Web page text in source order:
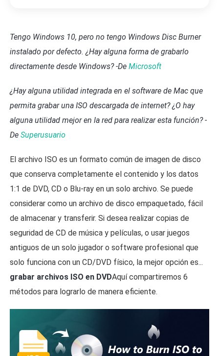
Tengo Windows 10, pero no tengo Windows Disc Burner
instalado por defecto. ¿Hay alguna forma de grabarlo
directamente desde Windows? -De Microsoft
¿Hay alguna utilidad integrada en el software de Mac que
permita grabar una ISO descargada de internet? ¿O hay
alguna utilidad mejor en la red para realizar esta función? -
De Superusuario
El archivo ISO es un formato común de imagen de disco
que conserva completamente el contenido y los datos
1:1 de DVD, CD o Blu-ray en un solo archivo. Se puede
considerar como un archivo de disco empaquetado, fácil
de almacenar y transferir. Si desea realizar copias de
seguridad de CD de música y películas, o usar juegos
antiguos de un solo jugador o software profesional que
solo funciona con un CD/DVD físico, la mejor opción es...
grabar archivos ISO en DVDAquí compartiremos 6
métodos para lograrlo de manera eficiente.